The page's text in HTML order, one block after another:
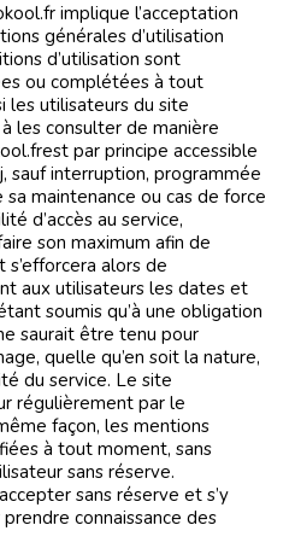
implique l’acceptation
générales d’utilisation
d’utilisation sont
ou complétées à tout
les utilisateurs du site
les consulter de manière
par principe accessible
sauf interruption, programmée
maintenance ou cas de force
d’accès au service,
son maximum afin de
s’efforcera alors de
aux utilisateurs les dates et
soumis qu’à une obligation
saurait être tenu pour
quelle qu’en soit la nature,
du service. Le site
régulièrement par le
façon, les mentions
à tout moment, sans
sans réserve.
sans réserve et s’y
connaissance des